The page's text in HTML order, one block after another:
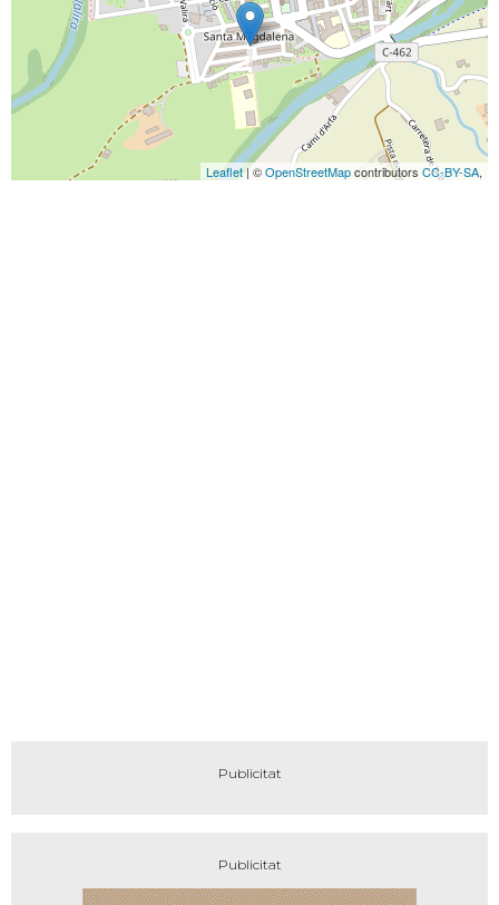
Leaflet | ©OpenStreetMapcontributors CC-BY-SA,